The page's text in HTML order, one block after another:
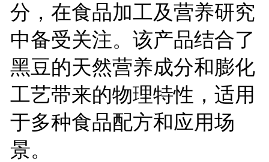
分，在食品加工及营养研究
中备受关注。该产品结合了
黑豆的天然营养成分和膨化
工艺带来的物理特性，适用
于多种食品配方和应用场
景。